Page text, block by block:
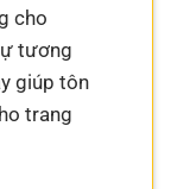
cho
tương
giúp tôn
trang